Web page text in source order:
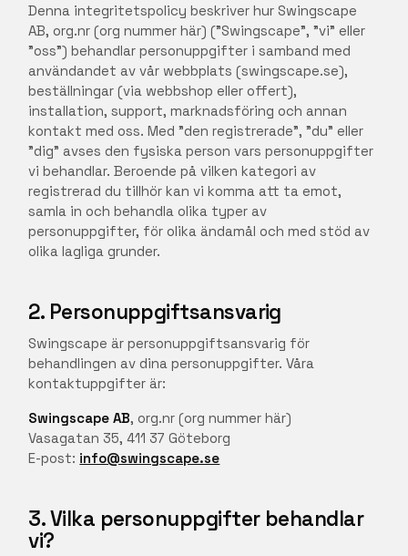
Denna integritetspolicy beskriver hur Swingscape
AB, org.nr (org nummer här) ("Swingscape", "vi" eller
"oss") behandlar personuppgifter i samband med
användandet av vår webbplats (swingscape.se),
beställningar (via webbshop eller offert),
installation, support, marknadsföring och annan
kontakt med oss. Med "den registrerade", "du" eller
"dig" avses den fysiska person vars personuppgifter
vi behandlar. Beroende på vilken kategori av
registrerad du tillhör kan vi komma att ta emot,
samla in och behandla olika typer av
personuppgifter, för olika ändamål och med stöd av
olika lagliga grunder.
2. Personuppgiftsansvarig
Swingscape är personuppgiftsansvarig för
behandlingen av dina personuppgifter. Våra
kontaktuppgifter är:
Swingscape AB, org.nr (org nummer här)
Vasagatan 35, 411 37 Göteborg
E-post: info@swingscape.se
3. Vilka personuppgifter behandlar
vi?